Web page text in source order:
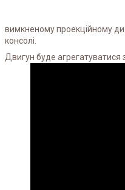
вимкненому проекційному
консолі.
Двигун буде агрегатуватися